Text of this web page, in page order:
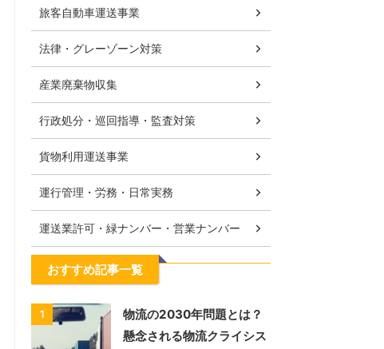
旅客自動車運送事業
法律・グレーゾーン対策
産業廃棄物収集
行政処分・巡回指導・監査対策
貨物利用運送事業
運行管理・労務・日常実務
運送業許可・緑ナンバー・営業ナンバー
おすすめ記事一覧
1
物流の2030年問題とは？
懸念される物流クライシス